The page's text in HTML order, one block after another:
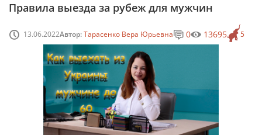
Правила выезда за рубеж для мужчин
13.06.2022Автор:Тарасенко Вера Юрьевна 5
0 13695